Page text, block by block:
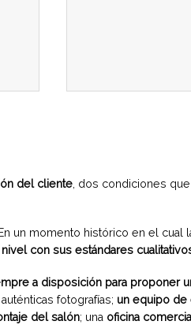
del cliente , dos condiciones
un momento histórico en el cual
con sus estándares
a disposición para proponer
fotografías; un equipo de
del salón; una oficina